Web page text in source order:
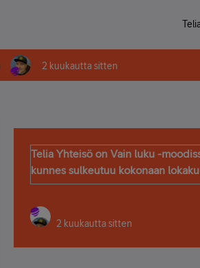
2 kuukautta sitten
Telia Yhteisö on Vain luku -
kunnes sulkeutuu kokonaan
2 kuukautta sitten